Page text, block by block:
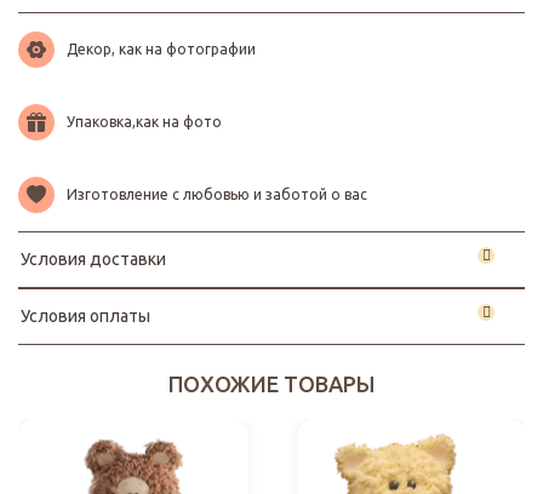
Декор, как на фотографии
Упаковка,как на фото
Изготовление с любовью и заботой о вас
Условия доставки
Условия оплаты
ПОХОЖИЕ ТОВАРЫ